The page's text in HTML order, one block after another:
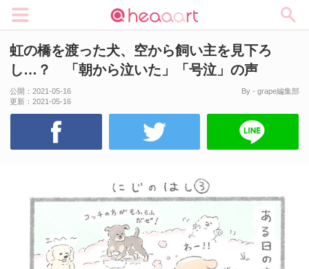
虹の橋を渡った犬、空から飼い主を見下ろ
し…？ 「朝から泣いた」「号泣」の声
公開： 2021-05-16
更新： 2021-05-16
By - grape編集部